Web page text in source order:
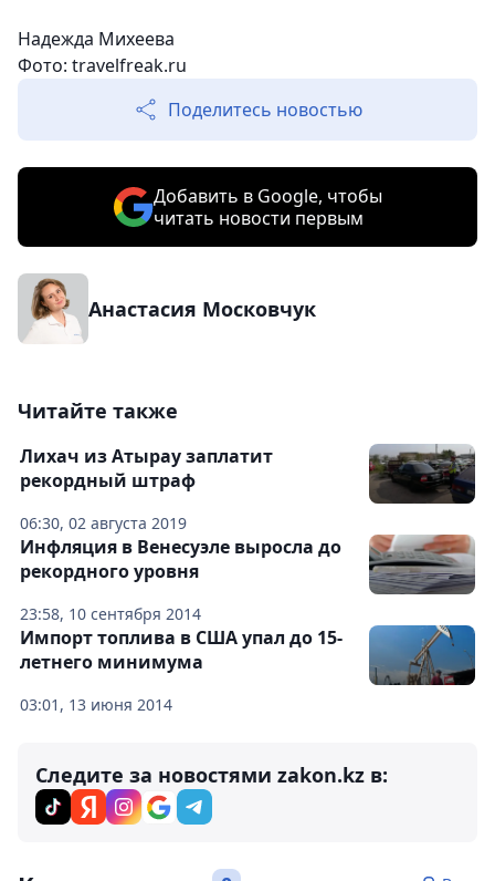
Надежда Михеева
Фото: travelfreak.ru
Поделитесь новостью
Добавить в Google, чтобы
читать новости первым
Анастасия Московчук
Читайте также
06:30, 02 августа 2019
Лихач из Атырау заплатит
рекордный штраф
23:58, 10 сентября 2014
Инфляция в Венесуэле выросла до
рекордного уровня
03:01, 13 июня 2014
Импорт топлива в США упал до 15-
летнего минимума
Следите за новостями zakon.kz в: